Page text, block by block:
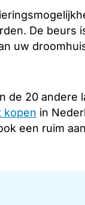
De beurs
uw
de 20 andere
kopen in
een ruim